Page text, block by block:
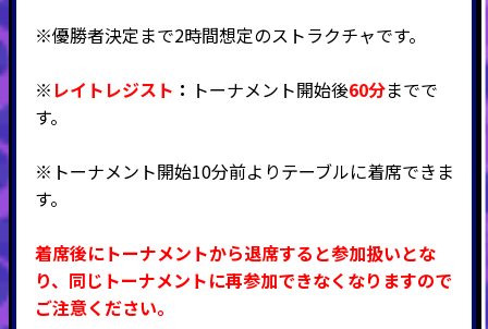
※優勝者決定まで2時間想定のストラクチャです。
※ レイトレジスト ： トーナメント開始後60分までで
す。
※トーナメント開始10分前よりテーブルに着席できま
す。
着席後にトーナメントから退席すると参加扱いとな
り、同じトーナメントに再参加できなくなりますので
ご注意ください。